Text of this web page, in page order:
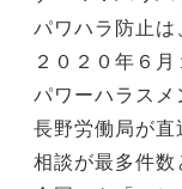
パワハラ防止は
２０２０年６
パワーハラスメ
長野労働局が
相談が最多件数